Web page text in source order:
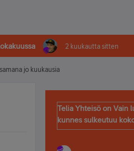
2 kuukautta sitten
jo kuukausia
Telia Yhteisö on Vain
kunnes sulkeutuu